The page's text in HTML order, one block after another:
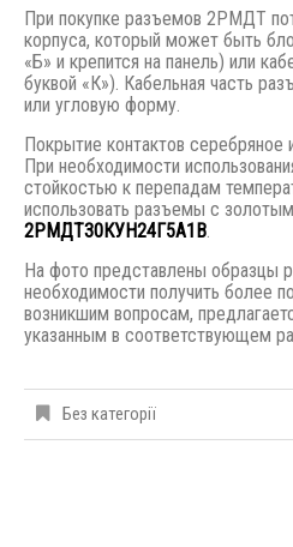
При покупке разъемов 2РМДТ
корпуса, который может быть
«Б» и крепится на панель) или
буквой «К»). Кабельная часть
или угловую форму.
Покрытие контактов серебряное
При необходимости
стойкостью к перепадам
использовать разъемы с
2РМДТ30КУН24Г5А1В.
На фото представлены образцы
необходимости получить более
возникшим вопросам,
указанным в соответствующем
Без категорії